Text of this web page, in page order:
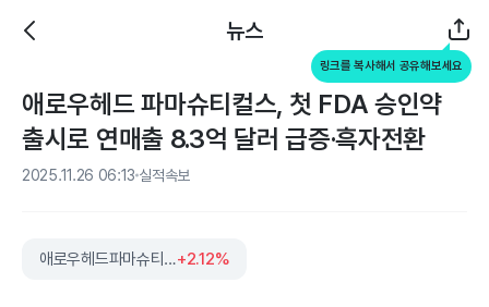
뉴스
링크를 복사해서 공유해보세요
애로우헤드 파마슈티컬스, 첫 FDA 승인약
출시로 연매출 8.3억 달러 급증·흑자전환
2025.11.26 06:13 실적속보
애로우헤드파마슈티컬스+2.12%